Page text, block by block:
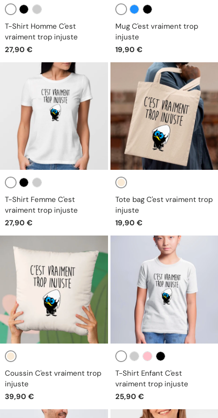
Blanc
T-Shirt Homme C'est
vraiment trop injuste
27,90 €
Blanc
Mug C'est vraiment trop
injuste
19,90 €
Blanc
T-Shirt Femme C'est
vraiment trop injuste
27,90 €
Beige
Tote bag C'est vraiment trop
injuste
19,90 €
Beige
Coussin C'est vraiment trop
injuste
39,90 €
Blanc
T-Shirt Enfant C'est
vraiment trop injuste
25,90 €